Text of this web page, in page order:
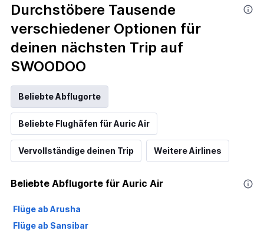
Durchstöbere Tausende
verschiedener Optionen für
deinen nächsten Trip auf
SWOODOO
Beliebte Abflugorte
Beliebte Flughäfen für Auric Air
Vervollständige deinen Trip Weitere Airlines
Beliebte Abflugorte für Auric Air
Flüge ab Arusha
Flüge ab Sansibar